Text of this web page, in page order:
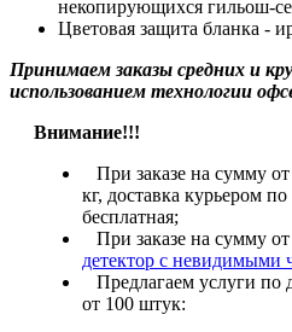
некопирующихся гильош-
Цветовая защита бланка -
Принимаем заказы средних и
использованием технологии
Внимание!!!
При заказе на сумму
кг, доставка курьером
бесплатная;
При заказе на сумму
детектор с невидимыми
Предлагаем услуги по
от 100 штук: